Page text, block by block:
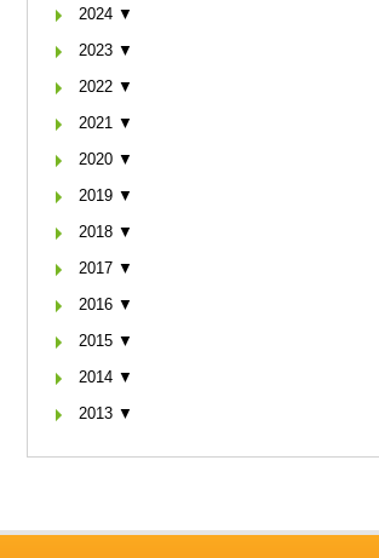
2024 ▼
2023 ▼
2022 ▼
2021 ▼
2020 ▼
2019 ▼
2018 ▼
2017 ▼
2016 ▼
2015 ▼
2014 ▼
2013 ▼